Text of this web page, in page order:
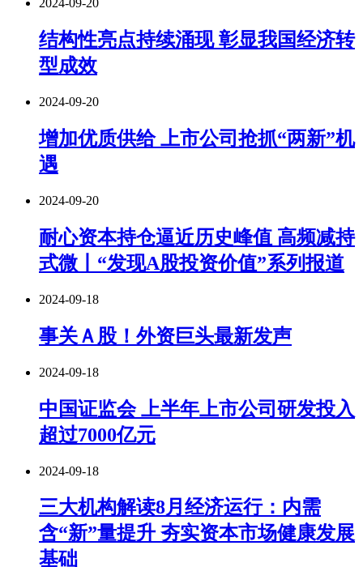
2024-09-20
结构性亮点持续涌现 彰显我国经济转
型成效
2024-09-20
增加优质供给 上市公司抢抓“两新”机
遇
2024-09-20
耐心资本持仓逼近历史峰值 高频减持
式微丨“发现A股投资价值”系列报道
2024-09-18
事关Ａ股！外资巨头最新发声
2024-09-18
中国证监会 上半年上市公司研发投入
超过7000亿元
2024-09-18
三大机构解读8月经济运行：内需
含“新”量提升 夯实资本市场健康发展
基础